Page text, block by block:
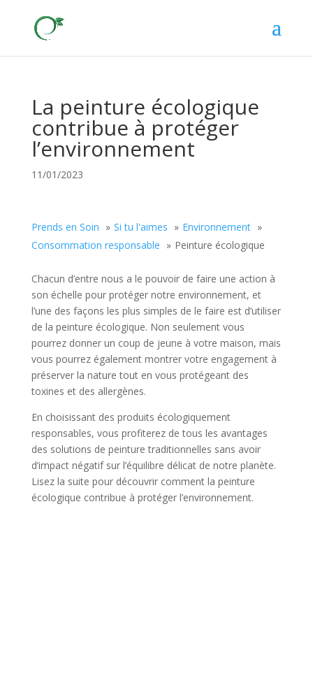
La peinture écologique
contribue à protéger
l’environnement
11/01/2023
Prends en Soin Si tu l'aimes
Environnement
Consommation responsable
Peinture écologique
Chacun d’entre nous a le pouvoir de faire une action à
son échelle pour protéger notre environnement, et
l’une des façons les plus simples de le faire est d’utiliser
de la peinture écologique. Non seulement vous
pourrez donner un coup de jeune à votre maison, mais
vous pourrez également montrer votre engagement à
préserver la nature tout en vous protégeant des
toxines et des allergènes.
En choisissant des produits écologiquement
responsables, vous profiterez de tous les avantages
des solutions de peinture traditionnelles sans avoir
d’impact négatif sur l’équilibre délicat de notre planète.
Lisez la suite pour découvrir comment la peinture
écologique contribue à protéger l’environnement.